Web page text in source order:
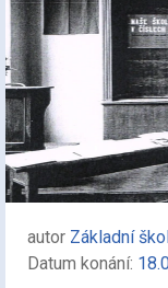
autor Základní
Datum konání: